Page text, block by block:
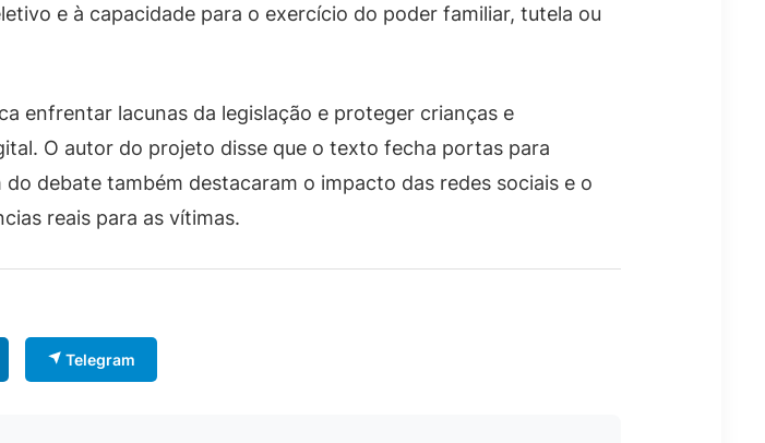
e à capacidade para o exercício do poder familiar, tutela ou
enfrentar lacunas da legislação e proteger crianças e
O autor do projeto disse que o texto fecha portas para
debate também destacaram o impacto das redes sociais e o
reais para as vítimas.
Telegram